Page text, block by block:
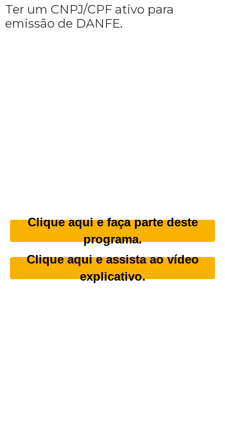
Ter um CNPJ/CPF ativo para
emissão de DANFE.
Clique aqui e faça parte deste
programa.
Clique aqui e assista ao vídeo
explicativo.